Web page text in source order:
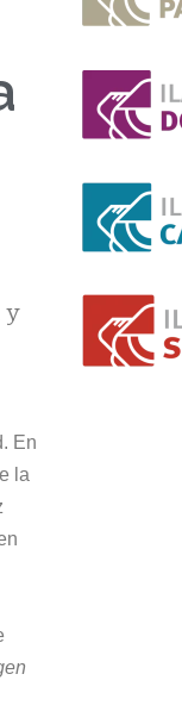
y
En
la